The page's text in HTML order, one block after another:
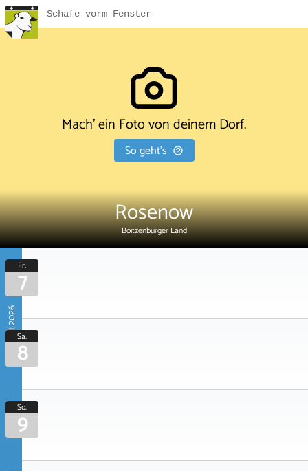
Schafe vorm Fenster
Mach' ein Foto von deinem Dorf.
So geht's
Rosenow
Boitzenburger Land
August 2026
Fr.
7
Sa.
8
So.
9